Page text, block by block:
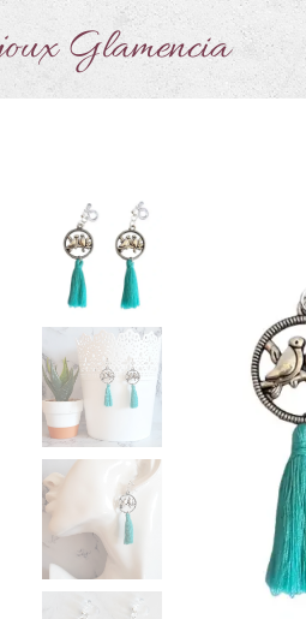
Glamencia